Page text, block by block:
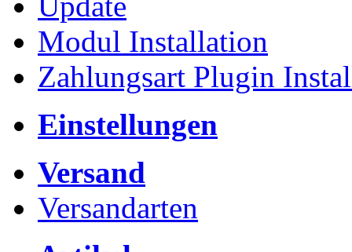
Modul Installation
Zahlungsart Plugin
Einstellungen
Versand
Versandarten